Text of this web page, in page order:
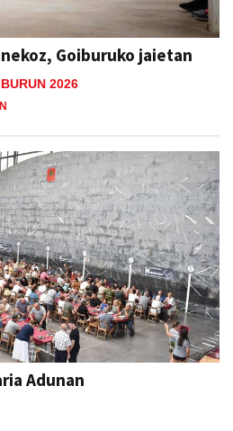
Goiburuko jaietan
2026
Adunan